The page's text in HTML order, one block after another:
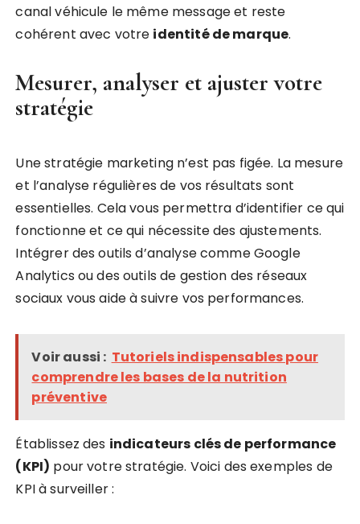
canal véhicule le même message et reste
cohérent avec votre identité de marque.
Mesurer, analyser et ajuster votre
stratégie
Une stratégie marketing n’est pas figée. La mesure
et l’analyse régulières de vos résultats sont
essentielles. Cela vous permettra d’identifier ce qui
fonctionne et ce qui nécessite des ajustements.
Intégrer des outils d’analyse comme Google
Analytics ou des outils de gestion des réseaux
sociaux vous aide à suivre vos performances.
Voir aussi : Tutoriels indispensables pour
comprendre les bases de la nutrition
préventive
Établissez des indicateurs clés de performance
(KPI) pour votre stratégie. Voici des exemples de
KPI à surveiller :